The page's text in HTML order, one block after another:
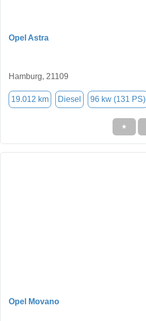
Opel Astra
Hamburg, 21109
19.012 km Diesel 96 kw (131 PS)
★
Opel Movano